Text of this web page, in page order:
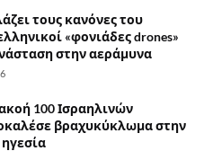
τους κανόνες του
«φονιάδες drones»
στην αεράμυνα
100 Ισραηλινών
βραχυκύκλωμα στην